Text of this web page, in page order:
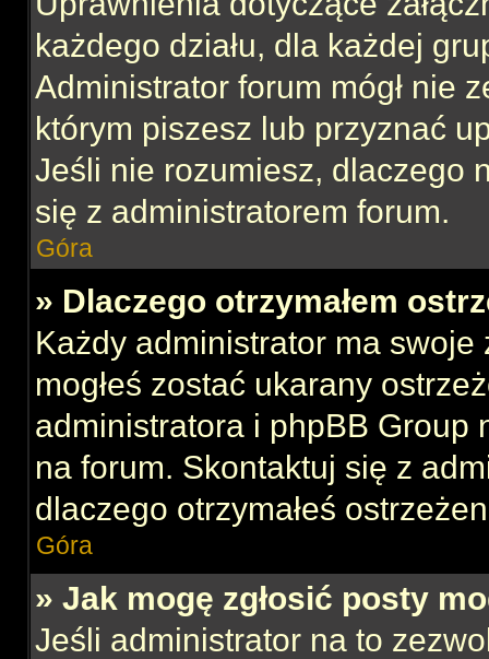
każdego działu, dla każdej
Administrator forum mógł nie
którym piszesz lub przyznać
Jeśli nie rozumiesz, dlaczego
się z administratorem forum.
Góra
» Dlaczego otrzymałem
Każdy administrator ma swoje
mogłeś zostać ukarany
administratora i phpBB Group
na forum. Skontaktuj się z
dlaczego otrzymałeś
Góra
» Jak mogę zgłosić posty
Jeśli administrator na to